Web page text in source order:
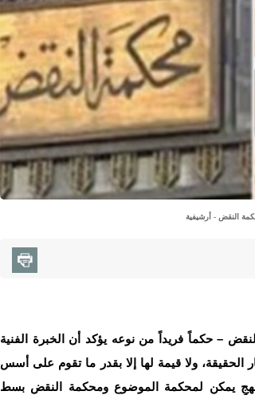
النقض - أرشيفية
– حكماً فريداً من نوعه يؤكد أن الخبرة الفنية
الحقيقة، ولا قيمة لها إلا بقدر ما تقوم على أسس
يمكن لمحكمة الموضوع ومحكمة النقض بسط